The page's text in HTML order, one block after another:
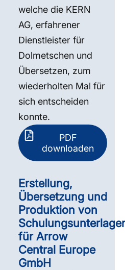
welche die KERN
AG, erfahrener
Dienstleister für
Dolmetschen und
Übersetzen, zum
wiederholten Mal für
sich entscheiden
konnte.
PDF
downloaden
Erstellung,
Übersetzung und
Produktion von
für Arrow
Central Europe
GmbH